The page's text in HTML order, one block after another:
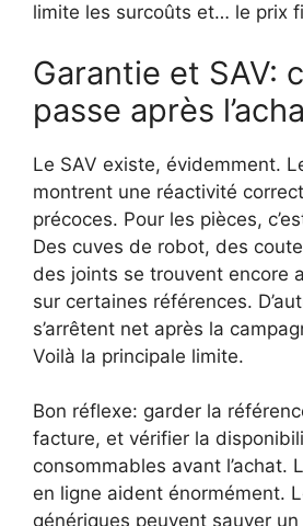
limite les surcoûts et… le prix
Garantie et SAV:
passe après
Le SAV existe, évidemment.
montrent une réactivité
précoces. Pour les pièces,
Des cuves de robot, des
des joints se trouvent encore
sur certaines références.
s’arrêtent net après la
Voilà la principale limite.
Bon réflexe: garder la
facture, et vérifier la
consommables avant l’achat.
en ligne aident énormément.
génériques peuvent sauver